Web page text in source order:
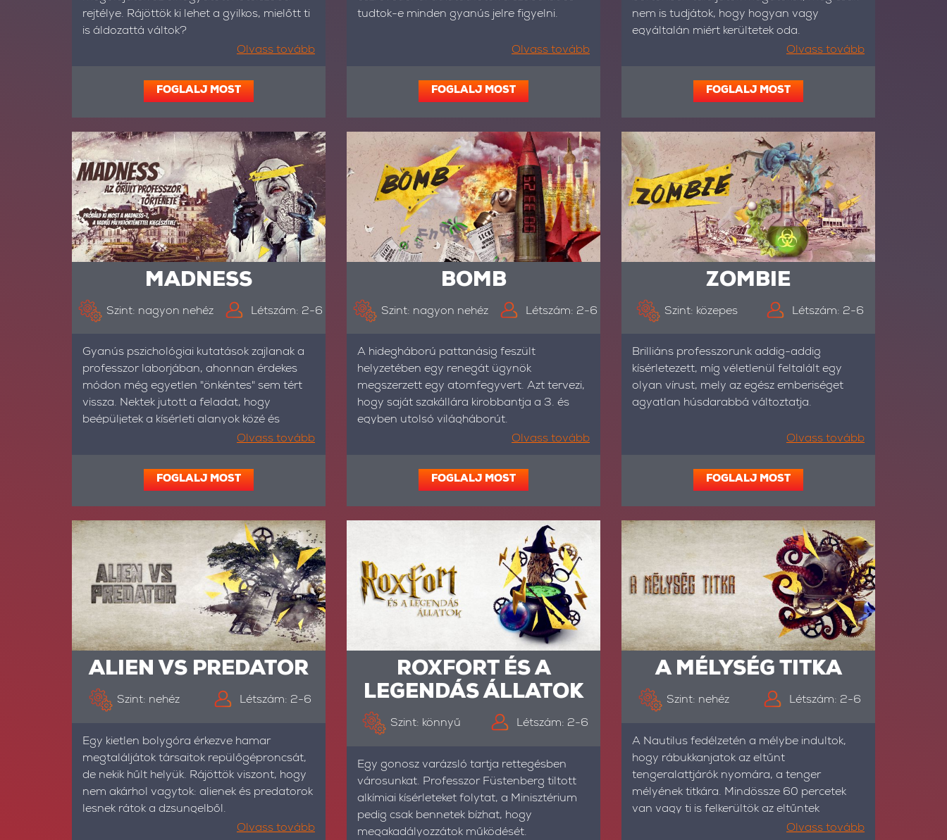
rejtélye. Rájöttök ki lehet a gyilkos, mielőtt ti
is áldozattá váltok?
Olvass tovább
FOGLALJ MOST
tudtok-e minden gyanús jelre figyelni.
Olvass tovább
FOGLALJ MOST
nem is tudjátok, hogy hogyan vagy
egyáltalán miért kerültetek oda.
Olvass tovább
FOGLALJ MOST
MADNESS
Szint: nagyon nehéz Létszám: 2-6
Gyanús pszichológiai kutatások zajlanak a
professzor laborjában, ahonnan érdekes
módon még egyetlen "önkéntes" sem tért
vissza. Nektek jutott a feladat, hogy
beépüljetek a kísérleti alanyok közé és
felfedjétek, mik folynak a labor falai közt.
Olvass tovább
FOGLALJ MOST
BOMB
Szint: nagyon nehéz Létszám: 2-6
A hidegháború pattanásig feszült
helyzetében egy renegát ügynök
megszerzett egy atomfegyvert. Azt tervezi,
hogy saját szakállára kirobbantja a 3. és
egyben utolsó világháborút.
Olvass tovább
FOGLALJ MOST
ZOMBIE
Szint: közepes Létszám: 2-6
Brilliáns professzorunk addig-addig
kísérletezett, míg véletlenül feltalált egy
olyan vírust, mely az egész emberiséget
agyatlan húsdarabbá változtatja.
Olvass tovább
FOGLALJ MOST
ALIEN VS PREDATOR
Szint: nehéz Létszám: 2-6
Egy kietlen bolygóra érkezve hamar
megtaláljátok társaitok repülőgéproncsát,
de nekik hűlt helyük. Rájöttök viszont, hogy
nem akárhol vagytok: alienek és predatorok
lesnek rátok a dzsungelből.
Olvass tovább
ROXFORT ÉS A
LEGENDÁS ÁLLATOK
Szint: könnyű Létszám: 2-6
Egy gonosz varázsló tartja rettegésben
városunkat. Professzor Füstenberg tiltott
alkímiai kísérleteket folytat, a Minisztérium
pedig csak bennetek bízhat, hogy
megakadályozzátok működését.
A MÉLYSÉG TITKA
Szint: nehéz Létszám: 2-6
A Nautilus fedélzetén a mélybe indultok,
hogy rábukkanjatok az eltűnt
tengeralattjárók nyomára, a tenger
mélyének titkára. Mindössze 60 percetek
van vagy ti is felkerültök az eltűntek
Olvass tovább